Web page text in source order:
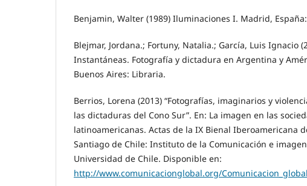
Benjamin, Walter (1989) Iluminaciones I. Madrid,
Blejmar, Jordana.; Fortuny, Natalia.; García, Luis Ignacio
Instantáneas. Fotografía y dictadura en Argentina y
Buenos Aires: Libraria.
Berrios, Lorena (2013) “Fotografías, imaginarios y
las dictaduras del Cono Sur”. En: La imagen en las
latinoamericanas. Actas de la IX Bienal Iberoamericana
Santiago de Chile: Instituto de la Comunicación e
Universidad de Chile. Disponible en:
http://www.comunicacionglobal.org/